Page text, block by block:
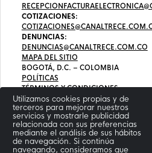
Utilizamos cookies propias y de
terceros para mejorar nuestros
servicios y mostrarle publicidad
relacionada con sus preferencias
mediante el análisis de sus hábitos
de navegación. Si continúa
navegando, consideramos que
COTIZACIONES:
DENUNCIAS:
DENUNCIAS@CANALTRECE.COM.CO
MAPA DEL SITIO
BOGOTÁ, D.C. – COLOMBIA
POLÍTICAS
TÉRMINOS Y CONDICIONES